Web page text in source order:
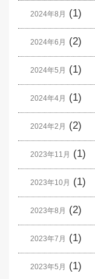
2024年8月 (1)
2024年6月 (2)
2024年5月 (1)
2024年4月 (1)
2024年2月 (2)
2023年11月 (1)
2023年10月 (1)
2023年8月 (2)
2023年7月 (1)
2023年5月 (1)